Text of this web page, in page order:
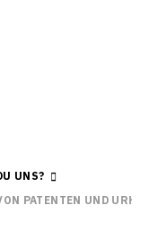
UNS?
PATENTEN UND